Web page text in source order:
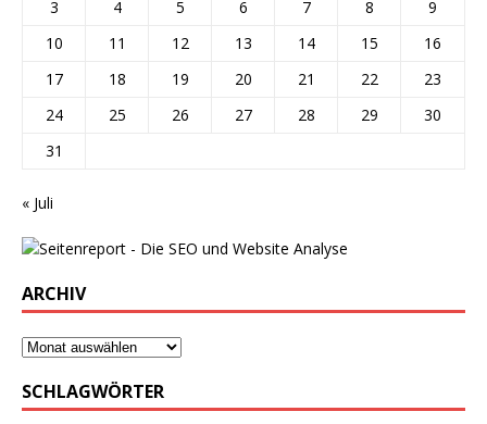
3
4 5 6 7 8
9
10
11 12 13 14 15
16
17
18 19 20 21 22
23
24
25 26 27 28 29
30
31
« Juli
ARCHIV
SCHLAGWÖRTER